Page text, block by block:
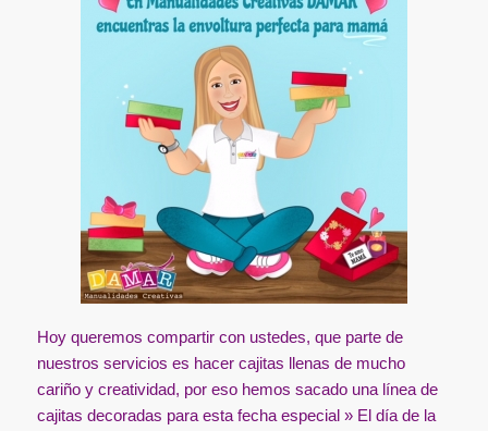
Hoy queremos compartir con ustedes, que parte de
nuestros servicios es hacer cajitas llenas de mucho
cariño y creatividad, por eso hemos sacado una línea de
cajitas decoradas para esta fecha especial » El día de la